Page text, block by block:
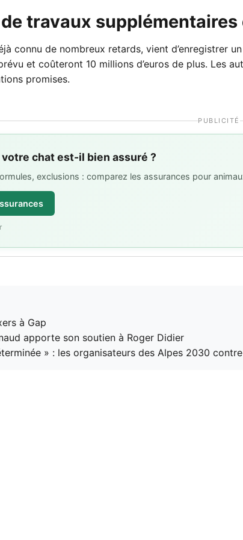
travaux
connu de nombreux retards, vient d’enregistrer
et coûteront 10 millions d’euros de plus. Les
promises.
PUBLICITÉ
chat est-il bien assuré ?
exclusions : comparez les assurances pour
à Gap
apporte son soutien à Roger Didier
» : les organisateurs des Alpes 2030